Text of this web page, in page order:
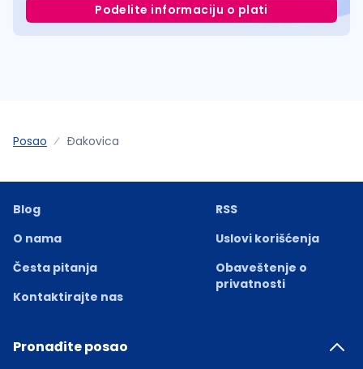
Podelite informaciju o plati
Posao Ðakovica
Blog
O nama
Česta pitanja
Kontaktirajte nas
RSS
Uslovi korišćenja
Obaveštenje o
privatnosti
Pronađite posao